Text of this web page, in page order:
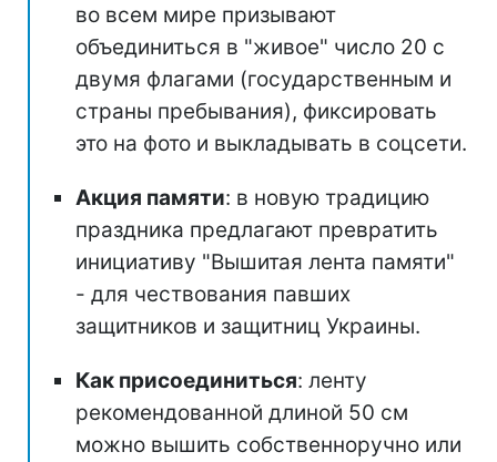
во всем мире призывают
объединиться в "живое" число 20 с
двумя флагами (государственным и
страны пребывания), фиксировать
это на фото и выкладывать в соцсети.
Акция памяти: в новую традицию
праздника предлагают превратить
инициативу "Вышитая лента памяти"
- для чествования павших
защитников и защитниц Украины.
Как присоединиться: ленту
рекомендованной длиной 50 см
можно вышить собственноручно или